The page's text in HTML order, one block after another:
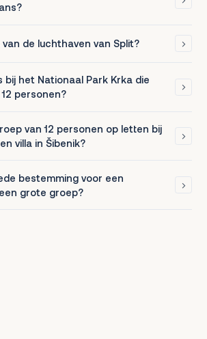
van de luchthaven van Split?
bij het Nationaal Park Krka die
personen?
van 12 personen op letten bij
villa in Šibenik?
bestemming voor een
grote groep?